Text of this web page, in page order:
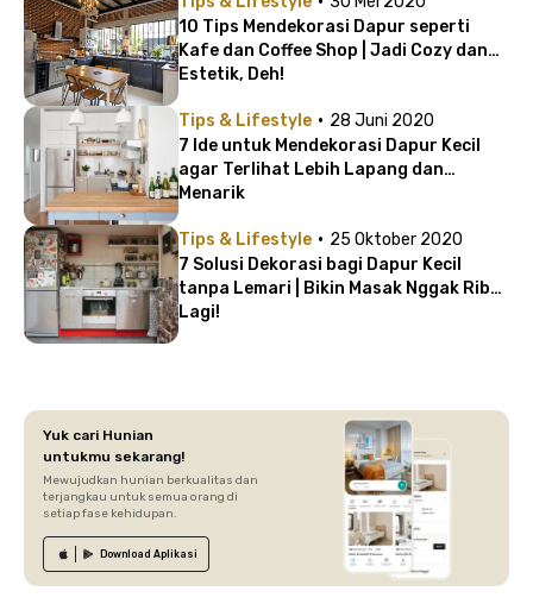
10 Tips Mendekorasi Dapur seperti
Kafe dan Coffee Shop | Jadi Cozy dan
Estetik, Deh!
Tips & Lifestyle · 28 Juni 2020
7 Ide untuk Mendekorasi Dapur Kecil
agar Terlihat Lebih Lapang dan
Menarik
Tips & Lifestyle · 25 Oktober 2020
7 Solusi Dekorasi bagi Dapur Kecil
tanpa Lemari | Bikin Masak Nggak Ribet
Lagi!
Yuk cari Hunian
untukmu sekarang!
Mewujudkan hunian berkualitas dan
terjangkau untuk semua orang di
setiap fase kehidupan.
Download Aplikasi